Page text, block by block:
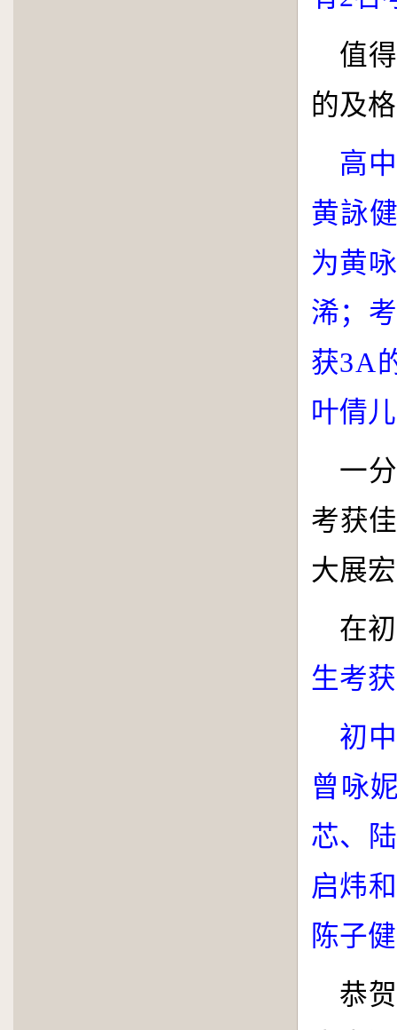
值
的及
高
黄詠
为黄
浠；
获3A
叶倩
一
考获
大展
在
生考获
初
曾咏
芯、
启炜
陈子
恭